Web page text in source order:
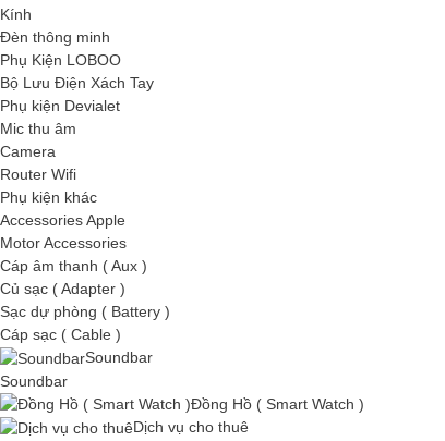
Kính
Đèn thông minh
Phụ Kiện LOBOO
Bộ Lưu Điện Xách Tay
Phụ kiện Devialet
Mic thu âm
Camera
Router Wifi
Phụ kiện khác
Accessories Apple
Motor Accessories
Cáp âm thanh ( Aux )
Củ sạc ( Adapter )
Sạc dự phòng ( Battery )
Cáp sạc ( Cable )
Soundbar
Soundbar
Đồng Hồ ( Smart Watch )
Dịch vụ cho thuê